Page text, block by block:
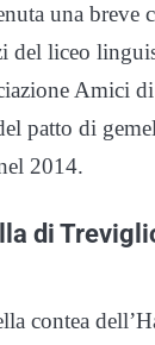
una breve
del liceo
Amici
patto di
2014.
di
contea